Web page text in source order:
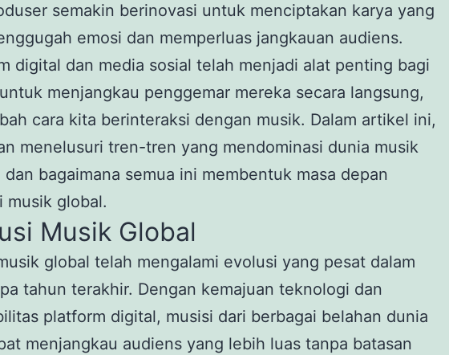
semakin berinovasi untuk menciptakan karya yang
emosi dan memperluas jangkauan audiens.
digital dan media sosial telah menjadi alat penting bagi
menjangkau penggemar mereka secara langsung,
cara kita berinteraksi dengan musik. Dalam artikel ini,
menelusuri tren-tren yang mendominasi dunia musik
dan bagaimana semua ini membentuk masa depan
musik global.
Musik Global
global telah mengalami evolusi yang pesat dalam
tahun terakhir. Dengan kemajuan teknologi dan
platform digital, musisi dari berbagai belahan dunia
menjangkau audiens yang lebih luas tanpa batasan